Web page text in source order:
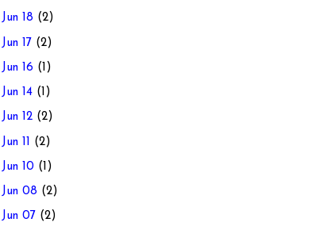
Jun 18 (2)
Jun 17 (2)
Jun 16 (1)
Jun 14 (1)
Jun 12 (2)
Jun 11 (2)
Jun 10 (1)
Jun 08 (2)
Jun 07 (2)